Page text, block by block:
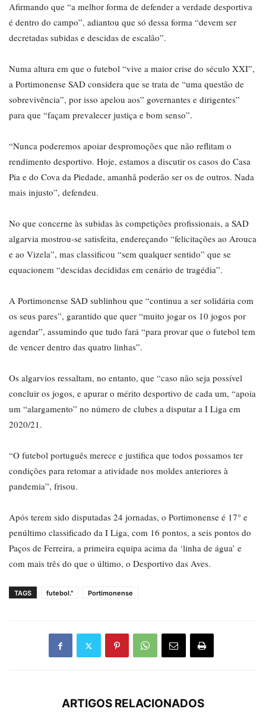
Afirmando que “a melhor forma de defender a verdade desportiva
é dentro do campo”, adiantou que só dessa forma “devem ser
decretadas subidas e descidas de escalão”.
Numa altura em que o futebol “vive a maior crise do século XXI”,
a Portimonense SAD considera que se trata de “uma questão de
sobrevivência”, por isso apelou aos” governantes e dirigentes”
para que “façam prevalecer justiça e bom senso”.
“Nunca poderemos apoiar despromoções que não reflitam o
rendimento desportivo. Hoje, estamos a discutir os casos do Casa
Pia e do Cova da Piedade, amanhã poderão ser os de outros. Nada
mais injusto”, defendeu.
No que concerne às subidas às competições profissionais, a SAD
algarvia mostrou-se satisfeita, endereçando “felicitações ao Arouca
e ao Vizela”, mas classificou “sem qualquer sentido” que se
equacionem “descidas decididas em cenário de tragédia”.
A Portimonense SAD sublinhou que “continua a ser solidária com
os seus pares”, garantido que quer “muito jogar os 10 jogos por
agendar”, assumindo que tudo fará “para provar que o futebol tem
de vencer dentro das quatro linhas”.
Os algarvios ressaltam, no entanto, que “caso não seja possível
concluir os jogos, e apurar o mérito desportivo de cada um, “apoia
um “alargamento” no número de clubes a disputar a I Liga em
2020/21.
“O futebol português merece e justifica que todos possamos ter
condições para retomar a atividade nos moldes anteriores à
pandemia”, frisou.
Após terem sido disputadas 24 jornadas, o Portimonense é 17° e
penúltimo classificado da I Liga, com 16 pontos, a seis pontos do
Paços de Ferreira, a primeira equipa acima da ‘linha de água’ e
com mais três do que o último, o Desportivo das Aves.
TAGS futebol." Portimonense
ARTIGOS RELACIONADOS